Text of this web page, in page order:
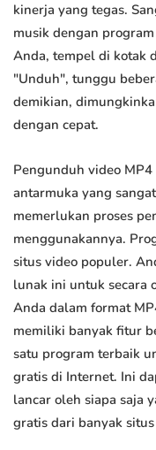
kinerja yang tegas.
musik dengan
Anda, tempel di kotak
"Unduh", tunggu
demikian,
dengan cepat.
Pengunduh video
antarmuka yang
memerlukan proses
menggunakannya.
situs video populer.
lunak ini untuk secara
Anda dalam format
memiliki banyak fitur
satu program terbaik
gratis di Internet. Ini
lancar oleh siapa saja
gratis dari banyak